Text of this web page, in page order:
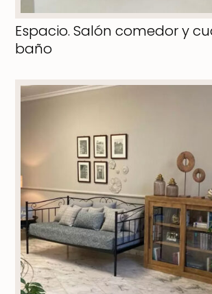
Espacio. Salón comedor y
baño